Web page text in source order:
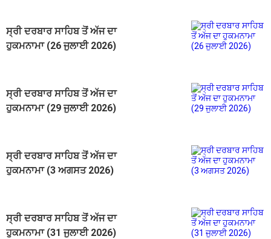
ਸ੍ਰੀ ਦਰਬਾਰ ਸਾਹਿਬ ਤੋਂ ਅੱਜ ਦਾ
ਹੁਕਮਨਾਮਾ (26 ਜੁਲਾਈ 2026)
ਸ੍ਰੀ ਦਰਬਾਰ ਸਾਹਿਬ ਤੋਂ ਅੱਜ ਦਾ
ਹੁਕਮਨਾਮਾ (29 ਜੁਲਾਈ 2026)
ਸ੍ਰੀ ਦਰਬਾਰ ਸਾਹਿਬ ਤੋਂ ਅੱਜ ਦਾ
ਹੁਕਮਨਾਮਾ (3 ਅਗਸਤ 2026)
ਸ੍ਰੀ ਦਰਬਾਰ ਸਾਹਿਬ ਤੋਂ ਅੱਜ ਦਾ
ਹੁਕਮਨਾਮਾ (31 ਜੁਲਾਈ 2026)